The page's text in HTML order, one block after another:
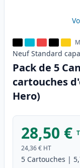
Neuf Standard
Pack de 5
cartouches
Hero)
28,50 €
24,36 € HT
5 Cartouches |